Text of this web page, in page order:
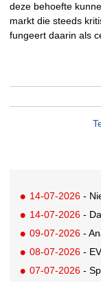
deze behoefte
markt die steeds
fungeert daarin als
14-07-2026 - Nieuw
14-07-2026 -
09-07-2026 -
08-07-2026 -
07-07-2026 -